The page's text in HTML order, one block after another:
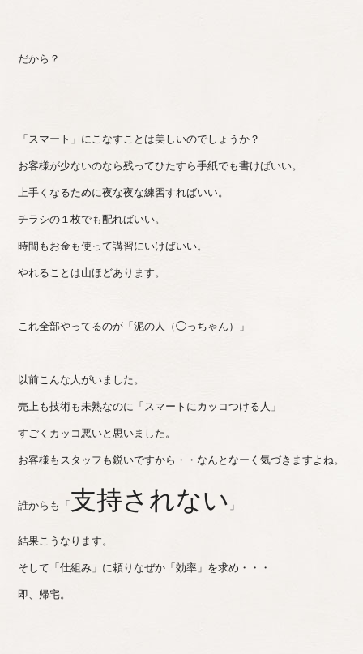
だから？
「スマート」にこなすことは美しいのでしょうか？
お客様が少ないのなら残ってひたすら手紙でも書けばいい。
上手くなるために夜な夜な練習すればいい。
チラシの１枚でも配ればいい。
時間もお金も使って講習にいけばいい。
やれることは山ほどあります。
これ全部やってるのが「泥の人（◯っちゃん）」
以前こんな人がいました。
売上も技術も未熟なのに「スマートにカッコつける人」
すごくカッコ悪いと思いました。
お客様もスタッフも鋭いですから・・なんとなーく気づきますよね。
誰からも「 支持されない 」
結果こうなります。
そして「仕組み」に頼りなぜか「効率」を求め・・・
即、帰宅。